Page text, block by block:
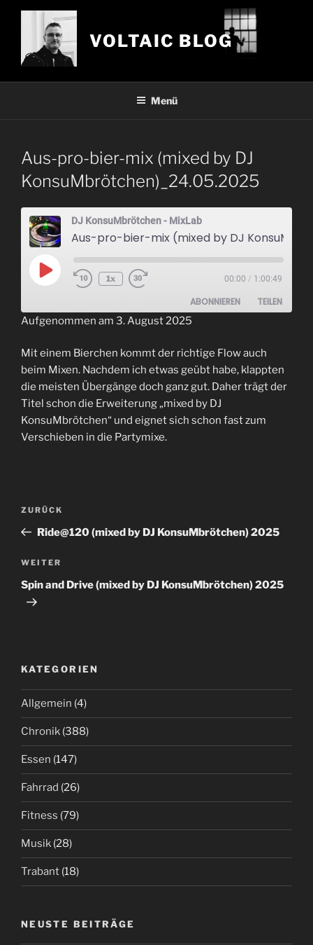
Zum
VOLTAIC BLOG
Menü
Aus-pro-bier-mix (mixed by DJ
KonsuMbrötchen)_24.05.2025
DJ KonsuMbrötchen - MixLab
Play
Episode
1x 00:00 / 1:00:49
ABONNIEREN TEILEN
RSS FEED
LINK
EMBED
Aufgenommen am 3. August 2025
Mit einem Bierchen kommt der richtige Flow auch
beim Mixen. Nachdem ich etwas geübt habe, klappten
die meisten Übergänge doch ganz gut. Daher trägt der
Titel schon die Erweiterung „mixed by DJ
KonsuMbrötchen“ und eignet sich schon fast zum
Verschieben in die Partymixe.
Beitrags-
Vorheriger
Beitrag
ZURÜCK
Ride@120 (mixed by DJ KonsuMbrötchen) 2025
Nächster
Beitrag
WEITER
Spin and Drive (mixed by DJ KonsuMbrötchen) 2025
KATEGORIEN
Allgemein (4)
Chronik (388)
Essen (147)
Fahrrad (26)
Fitness (79)
Musik (28)
Trabant (18)
NEUSTE BEITRÄGE